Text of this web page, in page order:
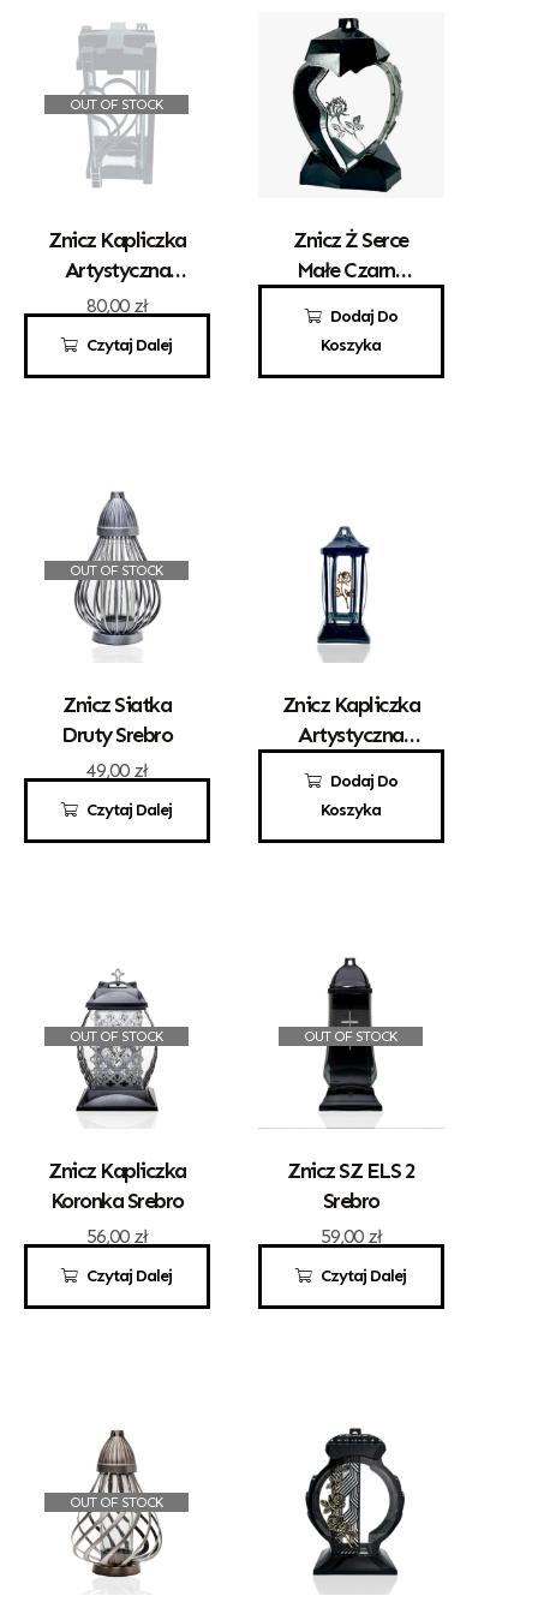
OUT OF STOCK
Czytaj Dalej
Znicz Kapliczka
Artystyczna
Kwadrat Z
80,00 zł
Dodaj Do
Koszyka
Znicz Ż Serce
Małe Czarne
69,00 zł
OUT OF STOCK
Czytaj Dalej
Znicz Siatka
Druty Srebro
49,00 zł
Dodaj Do
Koszyka
Znicz Kapliczka
Artystyczna
Czarna Z
Różyczką
49,00 zł
OUT OF STOCK
Czytaj Dalej
Znicz Kapliczka
Koronka Srebro
56,00 zł
OUT OF STOCK
Czytaj Dalej
Znicz SZ ELS 2
Srebro
59,00 zł
OUT OF STOCK